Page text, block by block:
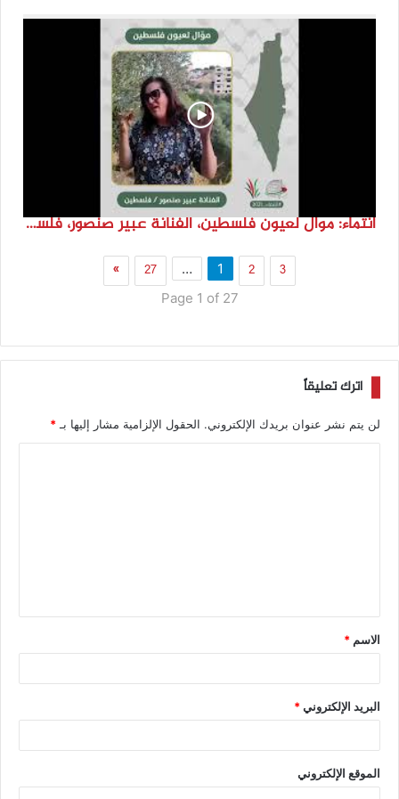
انتماء: موال لعيون فلسطين، الفنانة عبير صنصور، فلسطين
1 2 3
…
27
»
Page 1 of 27
اترك تعليقاً
لن يتم نشر عنوان بريدك الإلكتروني. الحقول الإلزامية مشار إليها بـ *
الاسم *
البريد الإلكتروني*
الموقع الإلكتروني